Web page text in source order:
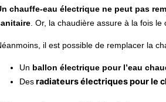
chauffe-eau électrique ne peut pas
. Or, la chaudière assure à la fois le
il est possible de remplacer la
Un ballon électrique pour l’eau
Desradiateurs électriques pour le